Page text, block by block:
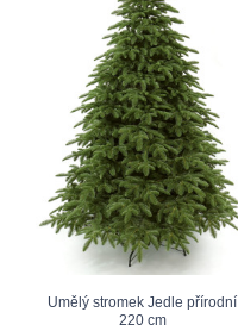
Umělý stromek Jedle přírodní
220 cm